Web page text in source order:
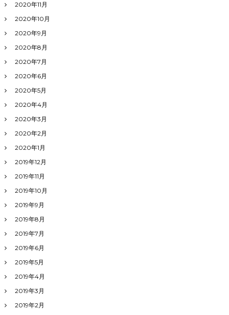
2020年11月
2020年10月
2020年9月
2020年8月
2020年7月
2020年6月
2020年5月
2020年4月
2020年3月
2020年2月
2020年1月
2019年12月
2019年11月
2019年10月
2019年9月
2019年8月
2019年7月
2019年6月
2019年5月
2019年4月
2019年3月
2019年2月